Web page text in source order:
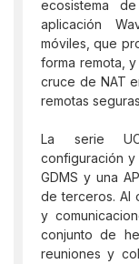
ecosistema
aplicación
móviles, que
forma remota,
cruce de NAT
remotas
La serie
configuración y
GDMS y una
de terceros. Al
y
conjunto de
reuniones y